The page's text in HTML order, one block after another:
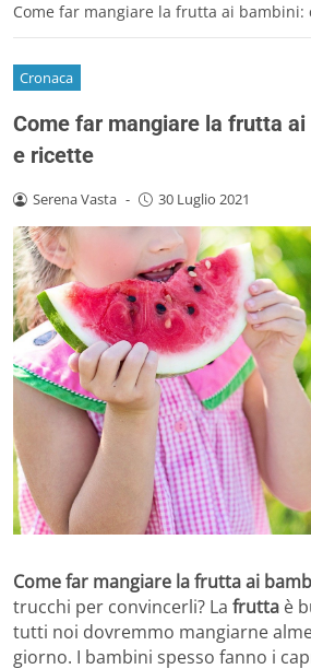
Come far mangiare la frutta ai bambini:
Cronaca
Come far mangiare la frutta
e ricette
Serena Vasta - 30 Luglio 2021
Come far mangiare la frutta ai
trucchi per convincerli? La frutta è
tutti noi dovremmo mangiarne
giorno. I bambini spesso fanno i